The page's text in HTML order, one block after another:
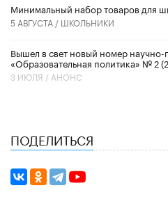
Минимальный набор товаров для
5 АВГУСТА / ШКОЛЬНИКИ
Вышел в свет новый номер научно-
«Образовательная политика» № 2
3 ИЮЛЯ / АНОНС
ПОДЕЛИТЬСЯ